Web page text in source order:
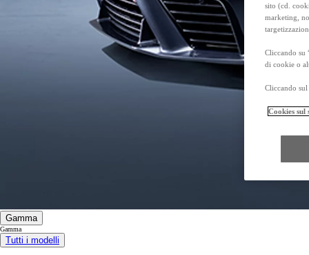
Da
Gamma
Gamma
Tutti i modelli
sito (cd.
marketing,
Cliccando su
di cookie o
Cliccando
Cookies sul